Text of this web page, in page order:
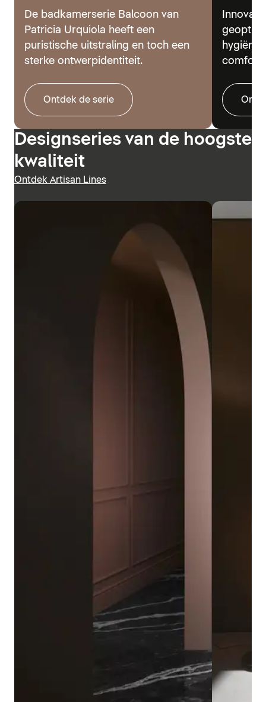
De badkamerserie Balcoon van
Patricia Urquiola heeft een
puristische uitstraling en toch een
sterke ontwerpidentiteit.
Ontdek de serie
comfort.
Designseries van de hoogste
kwaliteit
Ontdek Artisan Lines